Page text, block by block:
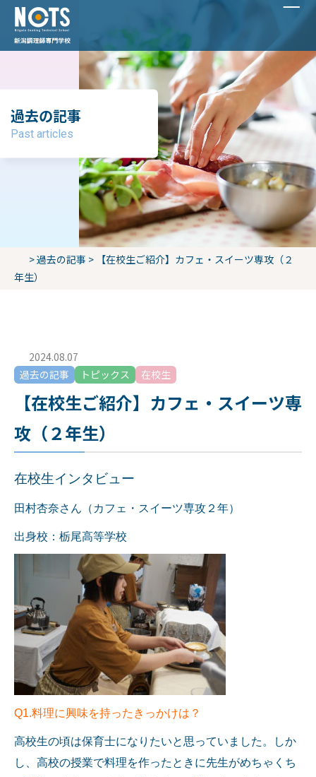
過去の記事
Past articles
>過去の記事 > 【在校生ご紹介】カフェ・スイーツ専攻（２
年生）
2024.08.07
過去の記事
トピックス 在校生
【在校生ご紹介】カフェ・スイーツ専
攻（２年生）
在校生インタビュー
田村杏奈さん（カフェ・スイーツ専攻２年）
出身校：栃尾高等学校
Q1.料理に興味を持ったきっかけは？
高校生の頃は保育士になりたいと思っていました。
しか
し、高校の授業で料理を作ったときに先生がめちゃくち